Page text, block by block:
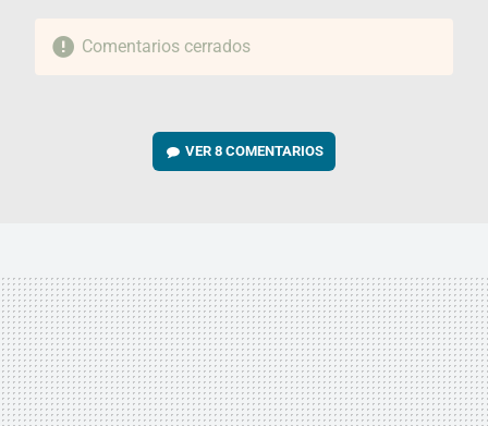
Comentarios cerrados
VER8 COMENTARIOS